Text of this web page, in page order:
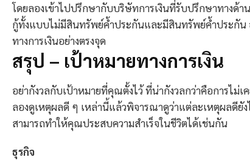
โดยลองเข้าไปปรึกษากับบริษัทการเงินที่รับปรึกษาทางด้า
กู้ทั้งแบบไม่มีสินทรัพย์ค้ำประกันและมีสินทรัพย์ค้ำประกัน
ทางการเงินอย่างตรงจุด
สรุป – เป้าหมายทางการเงิน​
อย่ากังวลกับเป้าหมายที่คุณตั้งไว้ ที่น่ากังวลกว่าคือการไม่เ
ลองดูเหตุผลดี ๆ เหล่านี้แล้วพิจารณาดูว่าแต่ละเหตุผลดียัง
สามารถทำให้คุณประสบความสำเร็จในชีวิตได้เช่นกัน
ธุรกิจ